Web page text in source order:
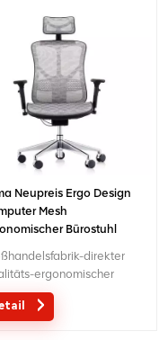
Neupreis Ergo Design
Mesh
Bürostuhl
direkter
ergonomischer
Ineinander
MOQ ist EIN Stück,